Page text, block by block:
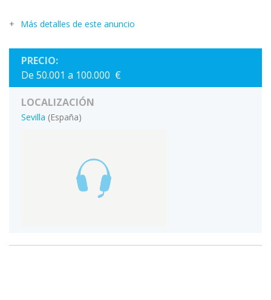
Más detalles de este anuncio
PRECIO:
De 50.001 a 100.000 €
LOCALIZACIÓN
Sevilla (España)